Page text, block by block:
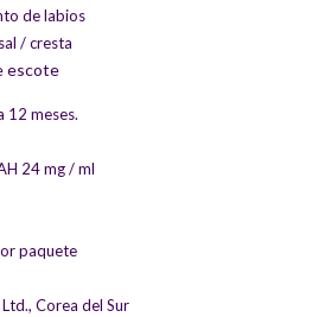
de labios
/ cresta
escote
12 meses.
24 mg / ml
paquete
Corea del Sur